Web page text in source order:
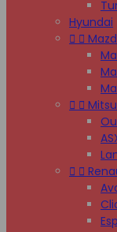
Hyundai
 
 
 